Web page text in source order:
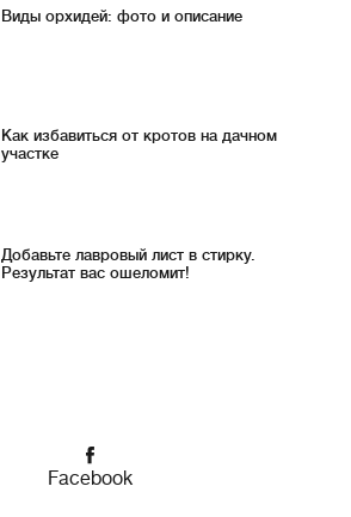
Виды орхидей: фото и описание
Как избавиться от кротов на дачном
участке
Добавьте лавровый лист в стирку.
Результат вас ошеломит!
Facebook